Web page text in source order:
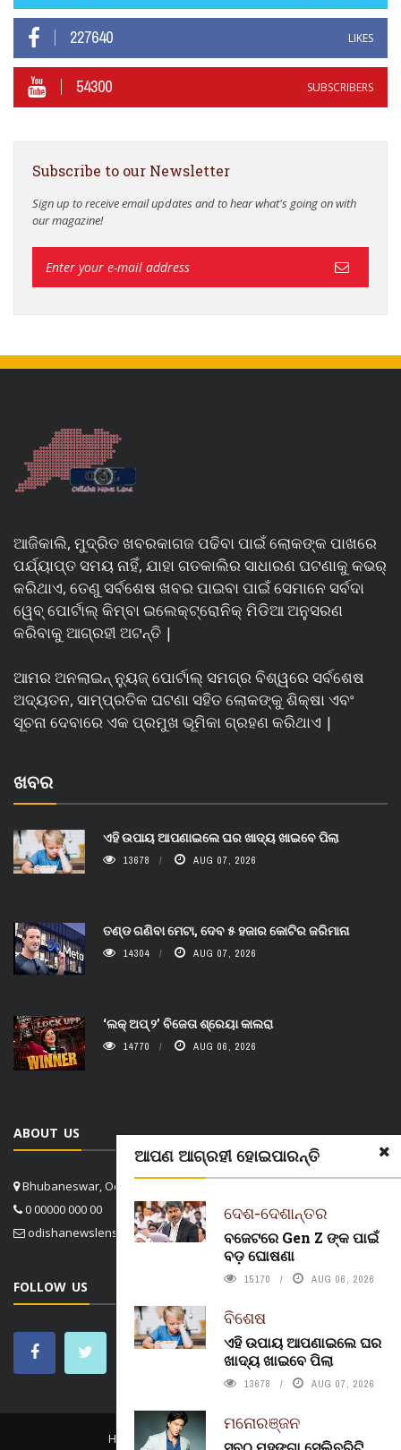
ଆପଣ ଆଗ୍ରହୀ ହୋଇପାରନ୍ତି
ଦେଶ-ଦେଶାନ୍ତର
ବଜେଟରେ Gen Z ଙ୍କ ପାଇଁ
ବଡ଼ ଘୋଷଣା
15170 AUG 06, 2026
ବିଶେଷ
ଏହି ଉପାୟ ଆପଣାଇଲେ ଘର
ଖାଦ୍ୟ ଖାଇବେ ପିଲା
13678 AUG 07, 2026
ମନୋରଞ୍ଜନ
227640 LIKES
54300 SUBSCRIBERS
Subscribe to our Newsletter
Sign up to receive email updates and to hear what's going on with
our magazine!
ଆଜିକାଲି, ମୁଦ୍ରିତ ଖବରକାଗଜ ପଢିବା ପାଇଁ ଲୋକଙ୍କ ପାଖରେ
ପର୍ଯ୍ୟାପ୍ତ ସମୟ ନାହିଁ, ଯାହା ଗତକାଲିର ସାଧାରଣ ଘଟଣାକୁ କଭର୍
କରିଥାଏ, ତେଣୁ ସର୍ବଶେଷ ଖବର ପାଇବା ପାଇଁ ସେମାନେ ସର୍ବଦା
ୱେବ୍ ପୋର୍ଟାଲ୍ କିମ୍ବା ଇଲେକ୍ଟ୍ରୋନିକ୍ ମିଡିଆ ଅନୁସରଣ
କରିବାକୁ ଆଗ୍ରହୀ ଅଟନ୍ତି |
ଆମର ଅନଲାଇନ୍ ନ୍ୟୁଜ୍ ପୋର୍ଟାଲ୍ ସମଗ୍ର ବିଶ୍ୱରେ ସର୍ବଶେଷ
ଅଦ୍ୟତନ, ସାମ୍ପ୍ରତିକ ଘଟଣା ସହିତ ଲୋକଙ୍କୁ ଶିକ୍ଷା ଏବଂ
ସୂଚନା ଦେବାରେ ଏକ ପ୍ରମୁଖ ଭୂମିକା ଗ୍ରହଣ କରିଥାଏ |
ଖବର
ଏହି ଉପାୟ ଆପଣାଇଲେ ଘର ଖାଦ୍ୟ ଖାଇବେ ପିଲା
13678 AUG 07, 2026
ତଣ୍ଡ ଗଣିବା ମେଟା, ଦେବ ୫ ହଜାର କୋଟିର ଜରିମାନା
14304 AUG 07, 2026
‘ଲକ୍ ଅପ୍ ୨’ ବିଜେତା ଶ୍ରେୟା କାଲରା
14770 AUG 06, 2026
ABOUT US
Bhubaneswar, Odisha, India
0 00000 000 00
odishanewslens@gmail.com
FOLLOW US
HOME CONTACT US ABOUT US